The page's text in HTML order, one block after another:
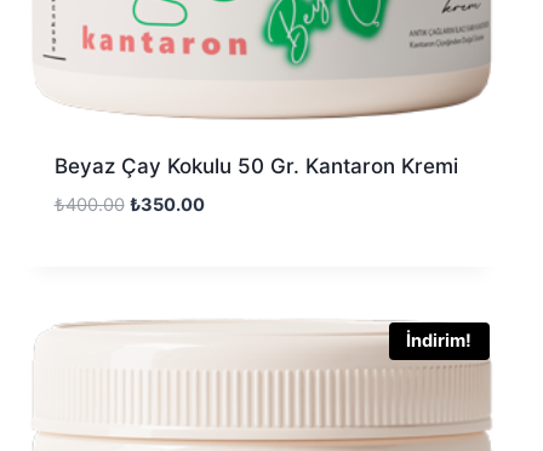
Beyaz Çay Kokulu 50 Gr. Kantaron Kremi
₺400.00 ₺350.00
İndirim!